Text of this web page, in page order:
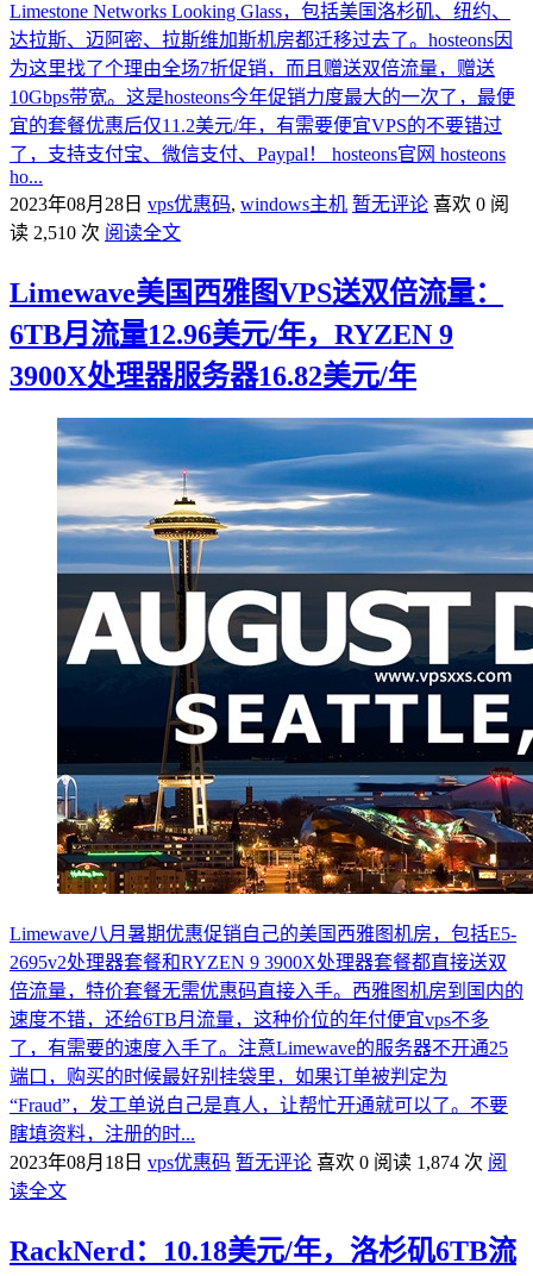
Limestone Networks Looking Glass，包括美国洛杉矶、纽约、
达拉斯、迈阿密、拉斯维加斯机房都迁移过去了。hosteons因
为这里找了个理由全场7折促销，而且赠送双倍流量，赠送
10Gbps带宽。这是hosteons今年促销力度最大的一次了，最便
宜的套餐优惠后仅11.2美元/年，有需要便宜VPS的不要错过
了，支持支付宝、微信支付、Paypal！ hosteons官网 hosteons
ho...
2023年08月28日 vps优惠码, windows主机 暂无评论 喜欢 0 阅
读 2,510 次 阅读全文
Limewave美国西雅图VPS送双倍流量：
6TB月流量12.96美元/年，RYZEN 9
3900X处理器服务器16.82美元/年
Limewave八月暑期优惠促销自己的美国西雅图机房，包括E5-
2695v2处理器套餐和RYZEN 9 3900X处理器套餐都直接送双
倍流量，特价套餐无需优惠码直接入手。西雅图机房到国内的
速度不错，还给6TB月流量，这种价位的年付便宜vps不多
了，有需要的速度入手了。注意Limewave的服务器不开通25
端口，购买的时候最好别挂袋里，如果订单被判定为
“Fraud”，发工单说自己是真人，让帮忙开通就可以了。不要
瞎填资料，注册的时...
2023年08月18日 vps优惠码 暂无评论 喜欢 0 阅读 1,874 次 阅
读全文
RackNerd：10.18美元/年，洛杉矶6TB流